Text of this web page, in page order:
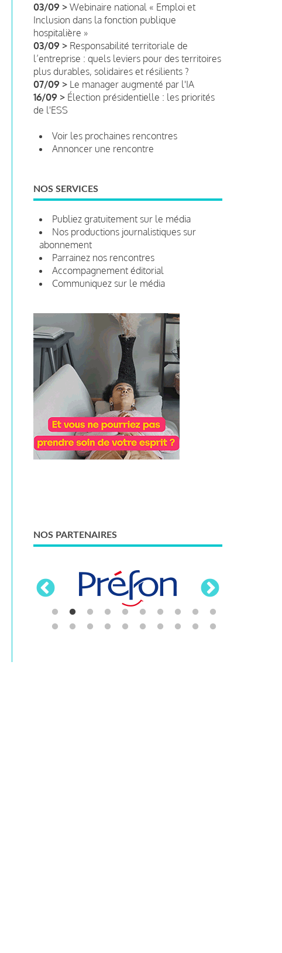
03/09 > Webinaire national « Emploi et
Inclusion dans la fonction publique
hospitalière »
03/09 > Responsabilité territoriale de
l’entreprise : quels leviers pour des territoires
plus durables, solidaires et résilients ?
07/09 > Le manager augmenté par l'IA
16/09 > Élection présidentielle : les priorités
de l'ESS
Voir les prochaines rencontres
Annoncer une rencontre
NOS SERVICES
Publiez gratuitement sur le média
Nos productions journalistiques sur
abonnement
Parrainez nos rencontres
Accompagnement éditorial
Communiquez sur le média
NOS PARTENAIRES